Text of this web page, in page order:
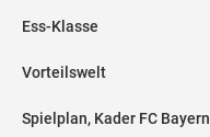
Ess-Klasse
Vorteilswelt
Spielplan, Kader FC Bayern